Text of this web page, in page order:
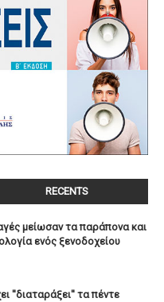
RECENTS
μείωσαν τα παράπονα και
ενός ξενοδοχείου
''διαταράξει'' τα πέντε